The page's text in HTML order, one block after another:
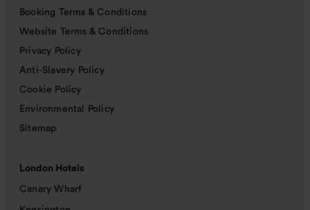
Booking Terms & Conditions
Website Terms & Conditions
Privacy Policy
Anti-Slavery Policy
Cookie Policy
Environmental Policy
Sitemap
London Hotels
Canary Wharf